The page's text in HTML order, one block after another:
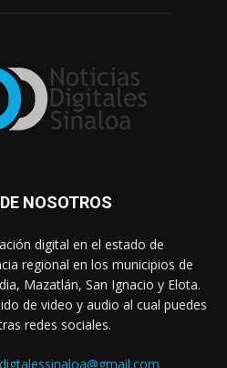
NOSOTROS
digital en el estado de
regional en los municipios de
Mazatlán, San Ignacio y Elota.
de video y audio al cual puedes
redes sociales.